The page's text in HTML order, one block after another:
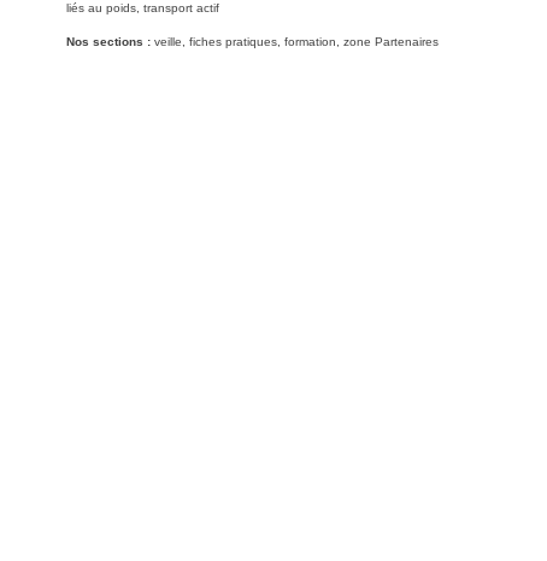
liés au poids, transport actif
Nos sections : veille, fiches pratiques, formation, zone Partenaires